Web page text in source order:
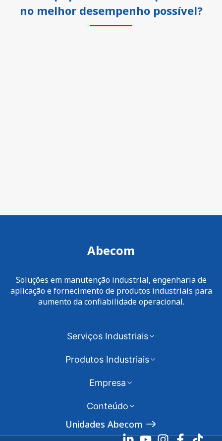
no melhor desempenho possível?
Abecom
Soluções em manutenção industrial, engenharia de
aplicação e fornecimento de produtos industriais para
aumento da confiabilidade operacional.
Serviços Industriais
Produtos Industriais
Empresa
Conteúdo
Unidades Abecom